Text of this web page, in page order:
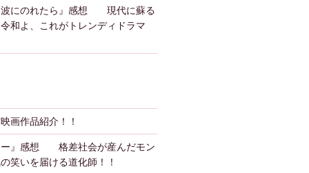
波にのれたら』感想 現代に蘇る
和よ、これがトレンディドラマ
画作品紹介！！
ー』感想 格差社会が産んだモン
笑いを届ける道化師！！